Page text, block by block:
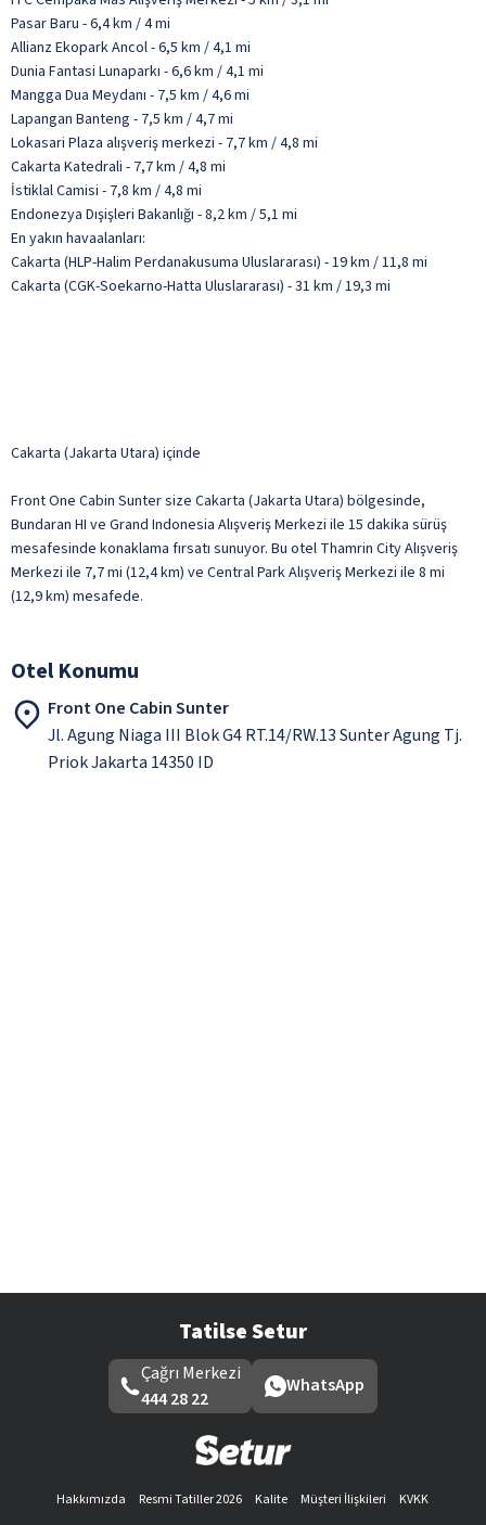
Pasar Baru - 6,4 km / 4 mi
Allianz Ekopark Ancol - 6,5 km / 4,1 mi
Dunia Fantasi Lunaparkı - 6,6 km / 4,1 mi
Mangga Dua Meydanı - 7,5 km / 4,6 mi
Lapangan Banteng - 7,5 km / 4,7 mi
Lokasari Plaza alışveriş merkezi - 7,7 km / 4,8 mi
Cakarta Katedrali - 7,7 km / 4,8 mi
İstiklal Camisi - 7,8 km / 4,8 mi
Endonezya Dışişleri Bakanlığı - 8,2 km / 5,1 mi
En yakın havaalanları:
Cakarta (HLP-Halim Perdanakusuma Uluslararası) - 19 km / 11,8 mi
Cakarta (CGK-Soekarno-Hatta Uluslararası) - 31 km / 19,3 mi
Cakarta (Jakarta Utara) içinde
Front One Cabin Sunter size Cakarta (Jakarta Utara) bölgesinde,
Bundaran HI ve Grand Indonesia Alışveriş Merkezi ile 15 dakika sürüş
mesafesinde konaklama fırsatı sunuyor. Bu otel Thamrin City Alışveriş
Merkezi ile 7,7 mi (12,4 km) ve Central Park Alışveriş Merkezi ile 8 mi
(12,9 km) mesafede.
Otel Konumu
Front One Cabin Sunter
Jl. Agung Niaga III Blok G4 RT.14/RW.13 Sunter Agung Tj.
Priok Jakarta 14350 ID
Tatilse Setur
Çağrı Merkezi
444 28 22
WhatsApp
Hakkımızda Resmi Tatiller 2026 Kalite Müşteri İlişkileri
KVKK